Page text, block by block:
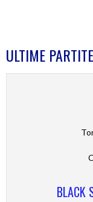
ULTIME
BLACK